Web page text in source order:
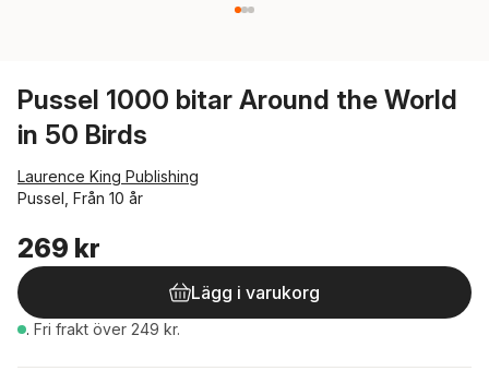
Pussel 1000 bitar Around the World
in 50 Birds
Laurence King Publishing
Pussel, Från 10 år
269 kr
Lägg i varukorg
. Fri frakt över 249 kr.